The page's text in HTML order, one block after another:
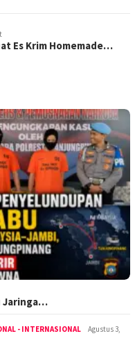
Es Krim Homemade…
Jaringa…
- INTERNASIONAL
Agustus 3,